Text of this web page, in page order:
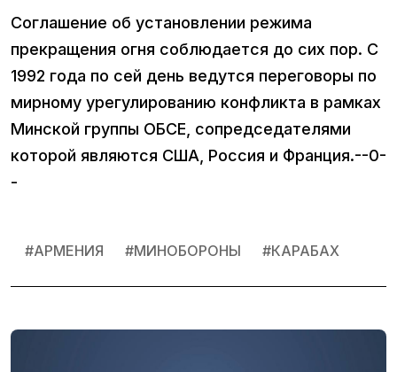
Соглашение об установлении режима
прекращения огня соблюдается до сих пор. С
1992 года по сей день ведутся переговоры по
мирному урегулированию конфликта в рамках
Минской группы ОБСЕ, сопредседателями
которой являются США, Россия и Франция.--0-
-
#АРМЕНИЯ #МИНОБОРОНЫ #КАРАБАХ